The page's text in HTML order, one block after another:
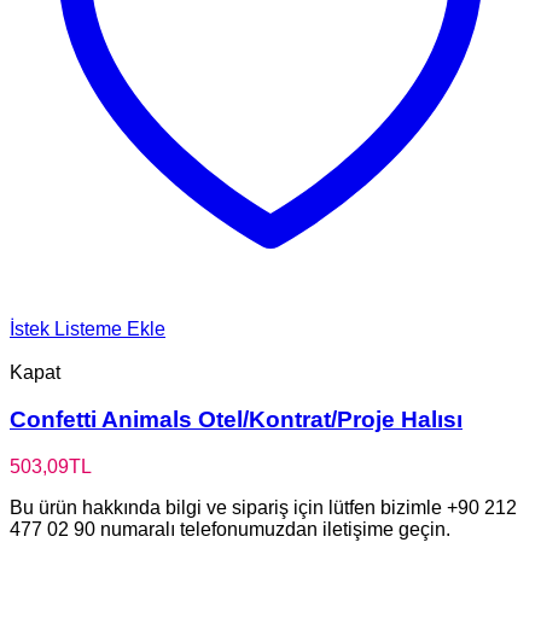
İstek Listeme Ekle
Kapat
Confetti Animals Otel/Kontrat/Proje Halısı
503,09TL
Bu ürün hakkında bilgi ve sipariş için lütfen bizimle +90 212
477 02 90 numaralı telefonumuzdan iletişime geçin.